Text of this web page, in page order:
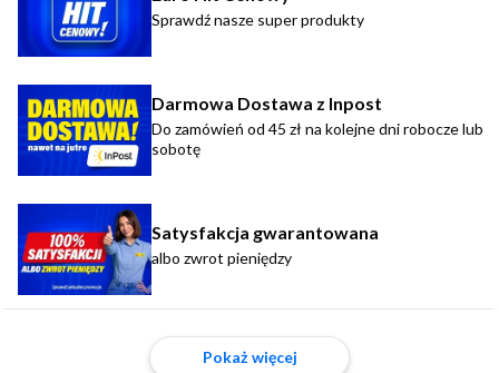
Sprawdź nasze super produkty
Darmowa Dostawa z Inpost
Do zamówień od 45 zł na kolejne dni robocze lub
sobotę
Satysfakcja gwarantowana
albo zwrot pieniędzy
Pokaż więcej